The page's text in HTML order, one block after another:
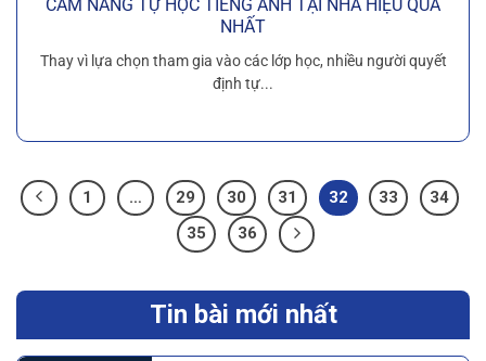
CẨM NANG TỰ HỌC TIẾNG ANH TẠI NHÀ HIỆU QUẢ
NHẤT
Thay vì lựa chọn tham gia vào các lớp học, nhiều người quyết
định tự...
1 … 29 30 31 32 33
34
35
36
Tin bài mới nhất